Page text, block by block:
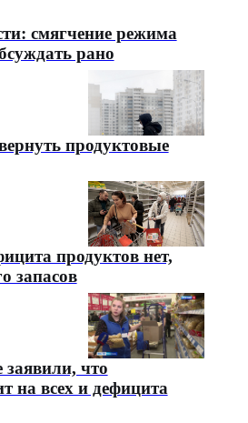
смягчение режима
рано
продуктовые
продуктов нет,
запасов
заявили, что
на всех и дефицита